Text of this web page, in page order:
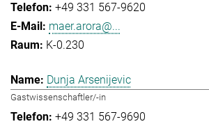
+49 331 567-9620
maer.arora@...
K-0.230
Dunja Arsenijevic
Gastwissenschaftler/-in
+49 331 567-9690